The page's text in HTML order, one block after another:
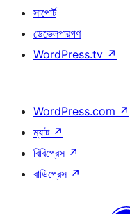
সাপোর্ট
ডেভেলপারগণ
WordPress.tv ↗
WordPress.com ↗
ম্যাট ↗
বিবিপ্রেস ↗
বাডিপ্রেস ↗